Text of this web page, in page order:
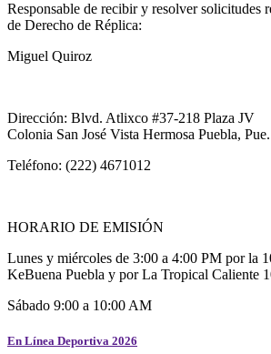
Responsable de recibir y resolver solicitudes
de Derecho de Réplica:
Miguel Quiroz
Dirección: Blvd. Atlixco #37-218 Plaza JV
Colonia San José Vista Hermosa Puebla,
Teléfono: (222) 4671012
HORARIO DE EMISIÓN
Lunes y miércoles de 3:00 a 4:00 PM por la
KeBuena Puebla y por La Tropical Caliente
Sábado 9:00 a 10:00 AM
En Línea Deportiva 2026